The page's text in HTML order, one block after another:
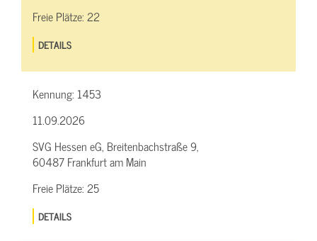
Freie Plätze:22
DETAILS
Kennung: 1453
11.09.2026
SVG Hessen eG, Breitenbachstraße 9,
60487 Frankfurt am Main
Freie Plätze:25
DETAILS